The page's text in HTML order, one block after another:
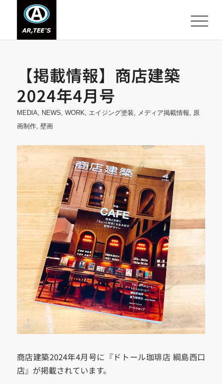
【掲載情報】商店建築
2024年4月号
MEDIA, NEWS, WORK, エイジング塗装, メディア掲載情報, 原
画制作, 壁画
商店建築2024年4月号に『ドトール珈琲店 綱島西口
店』が掲載されています。